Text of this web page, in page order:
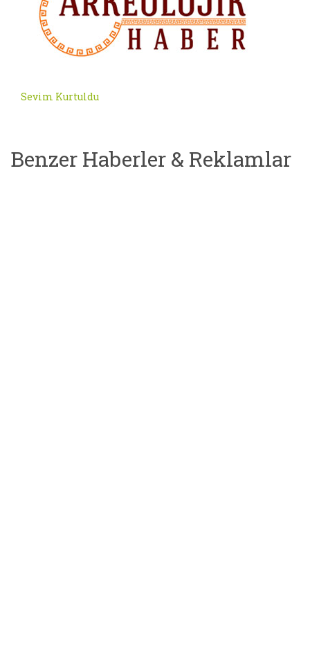
Sevim Kurtuldu
Benzer Haberler & Reklamlar